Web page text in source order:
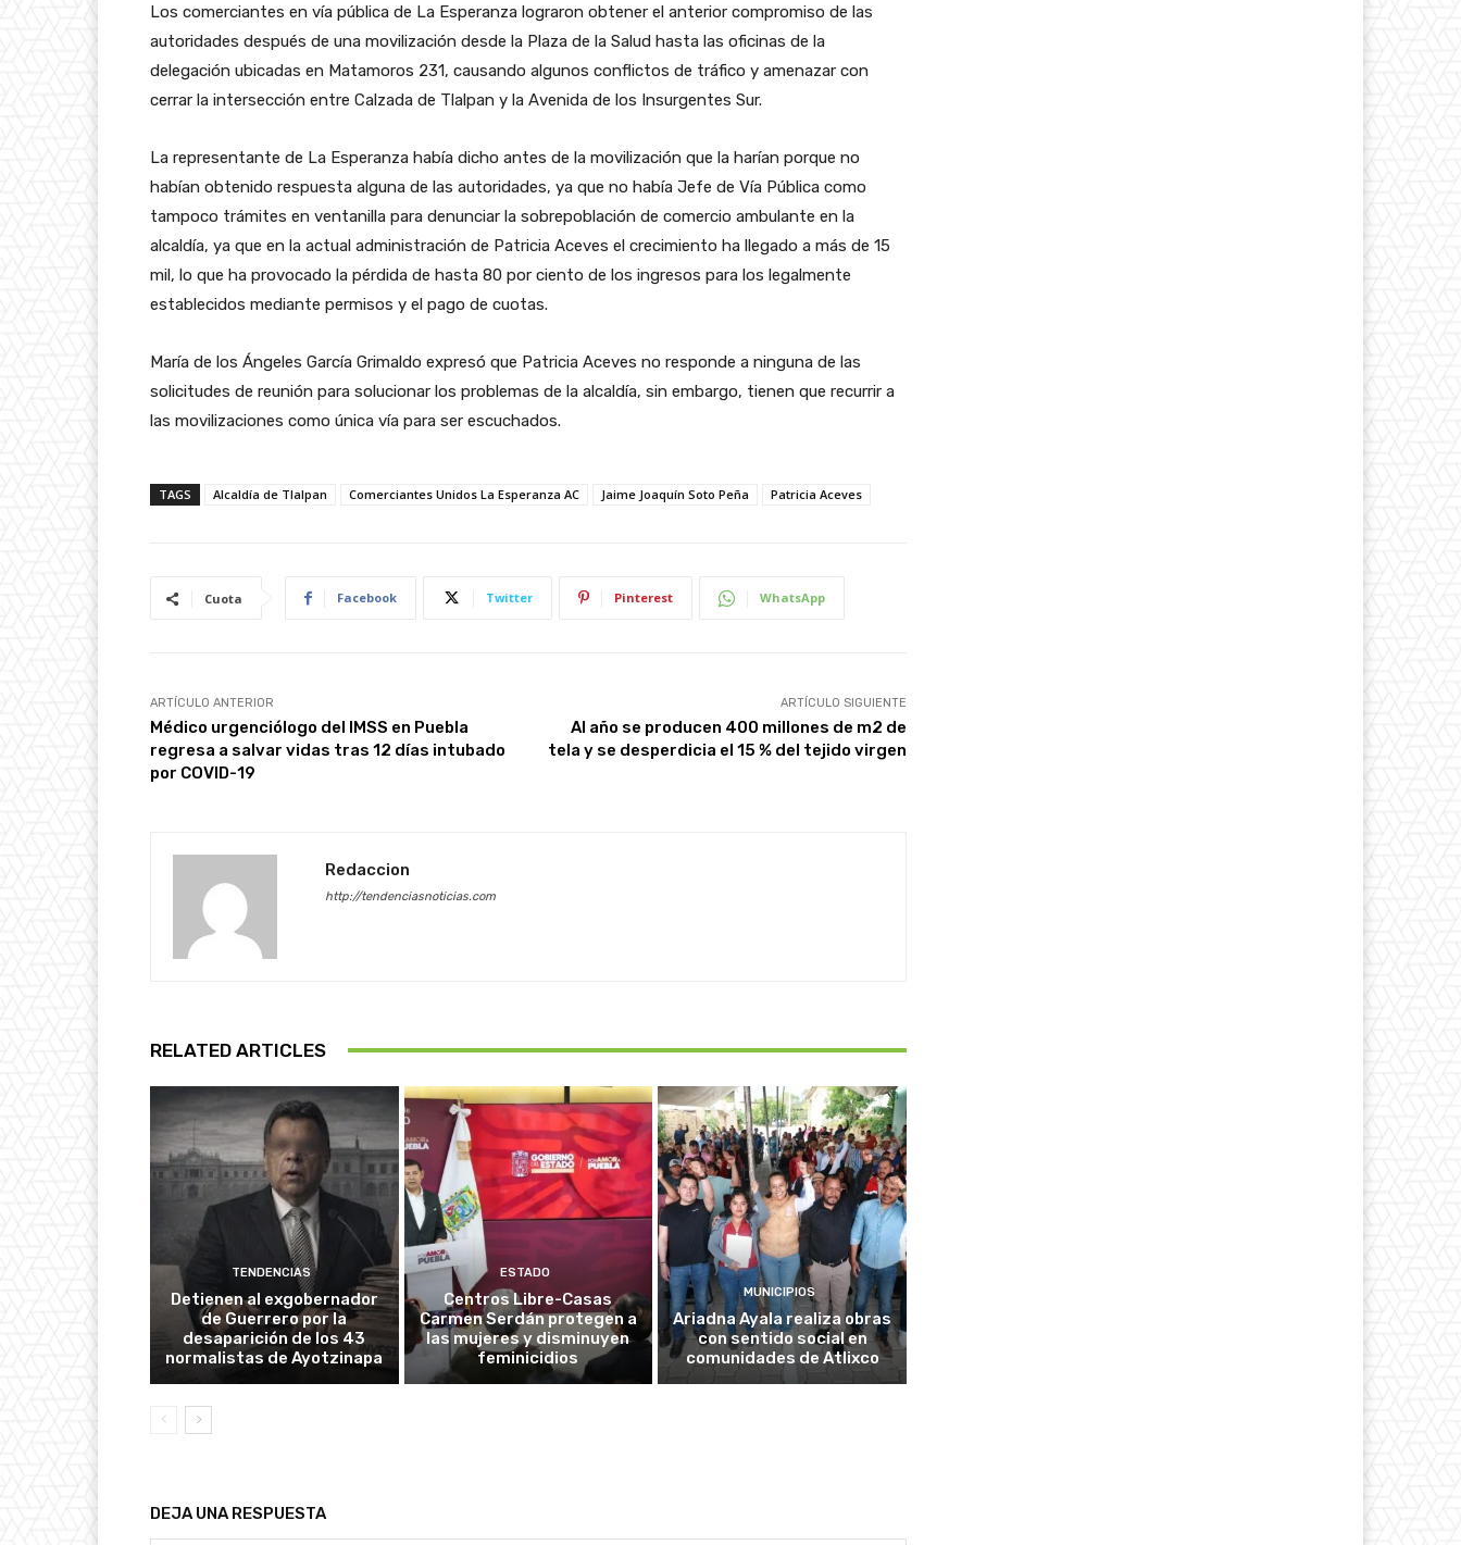
Los comerciantes en vía pública de La Esperanza lograron obtener el anterior compromiso de las
autoridades después de una movilización desde la Plaza de la Salud hasta las oficinas de la
delegación ubicadas en Matamoros 231, causando algunos conflictos de tráfico y amenazar con
cerrar la intersección entre Calzada de Tlalpan y la Avenida de los Insurgentes Sur.
La representante de La Esperanza había dicho antes de la movilización que la harían porque no
habían obtenido respuesta alguna de las autoridades, ya que no había Jefe de Vía Pública como
tampoco trámites en ventanilla para denunciar la sobrepoblación de comercio ambulante en la
alcaldía, ya que en la actual administración de Patricia Aceves el crecimiento ha llegado a más de 15
mil, lo que ha provocado la pérdida de hasta 80 por ciento de los ingresos para los legalmente
establecidos mediante permisos y el pago de cuotas.
María de los Ángeles García Grimaldo expresó que Patricia Aceves no responde a ninguna de las
solicitudes de reunión para solucionar los problemas de la alcaldía, sin embargo, tienen que recurrir a
las movilizaciones como única vía para ser escuchados.
TAGS Alcaldía de Tlalpan Comerciantes Unidos La Esperanza AC Jaime Joaquín Soto Peña Patricia Aceves
Cuota Facebook Twitter Pinterest WhatsApp
ARTÍCULO ANTERIOR
Médico urgenciólogo del IMSS en Puebla
regresa a salvar vidas tras 12 días intubado
por COVID-19
ARTÍCULO SIGUIENTE
Al año se producen 400 millones de m2 de
tela y se desperdicia el 15 % del tejido virgen
Redaccion
http://tendenciasnoticias.com
RELATED ARTICLES
TENDENCIAS
Detienen al exgobernador
de Guerrero por la
desaparición de los 43
normalistas de Ayotzinapa
ESTADO
Centros Libre-Casas
Carmen Serdán protegen a
las mujeres y disminuyen
feminicidios
MUNICIPIOS
Ariadna Ayala realiza obras
con sentido social en
comunidades de Atlixco
DEJA UNA RESPUESTA